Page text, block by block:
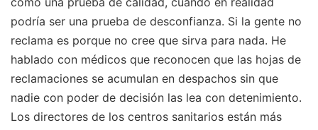
podría ser una prueba de desconfianza. Si la gente no
reclama es porque no cree que sirva para nada. He
hablado con médicos que reconocen que las hojas de
reclamaciones se acumulan en despachos sin que
nadie con poder de decisión las lea con detenimiento.
Los directores de los centros sanitarios están más